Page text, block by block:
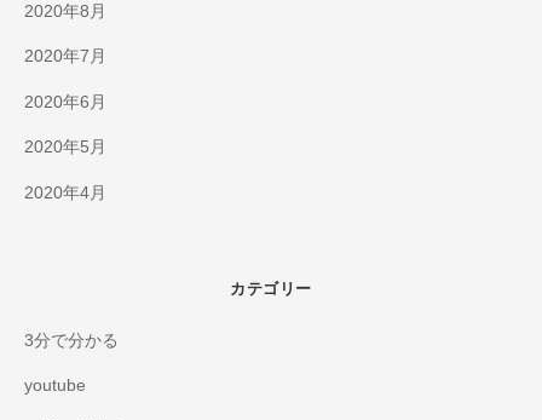
2020年8月
2020年7月
2020年6月
2020年5月
2020年4月
カテゴリー
3分で分かる
youtube